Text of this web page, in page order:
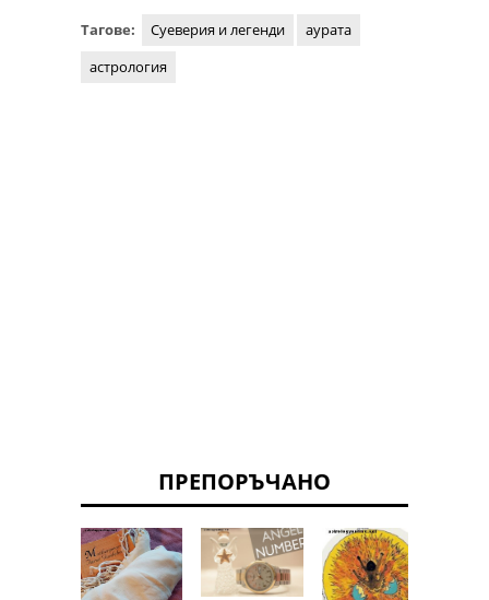
Тагове: Суеверия и легенди
аурата
астрология
ПРЕПОРЪЧАНО